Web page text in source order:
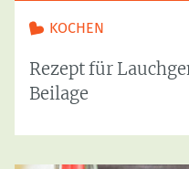
KOCHEN
Rezept für
Beilage